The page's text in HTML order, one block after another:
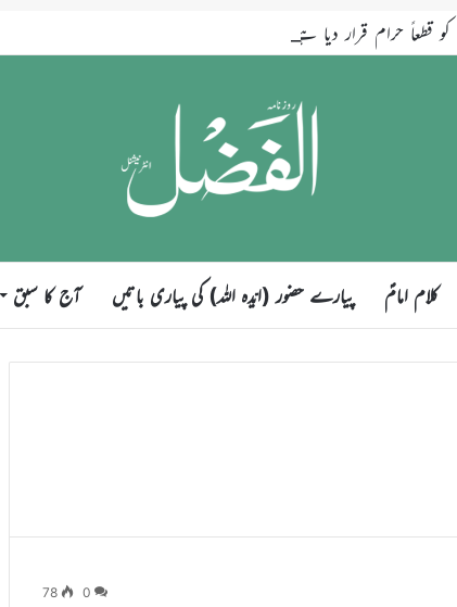
حرام قرار دیا ہے
کلام امامؑ پیارے حضور (ایّدہ اللہ) کی پیاری باتیں آج کا سبق
0
78